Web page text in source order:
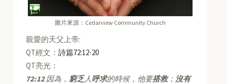
圖片來源：Cedarview Community Church
親愛的天父上帝:
QT經文：詩篇72:12-20
QT亮光：
72:12因為， 窮乏人呼求的時候，他要搭救； 沒有